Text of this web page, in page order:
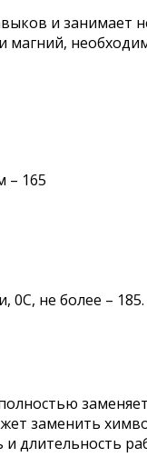
и занимает
магний,
– 165
0С, не более – 185.
заменить
длительность